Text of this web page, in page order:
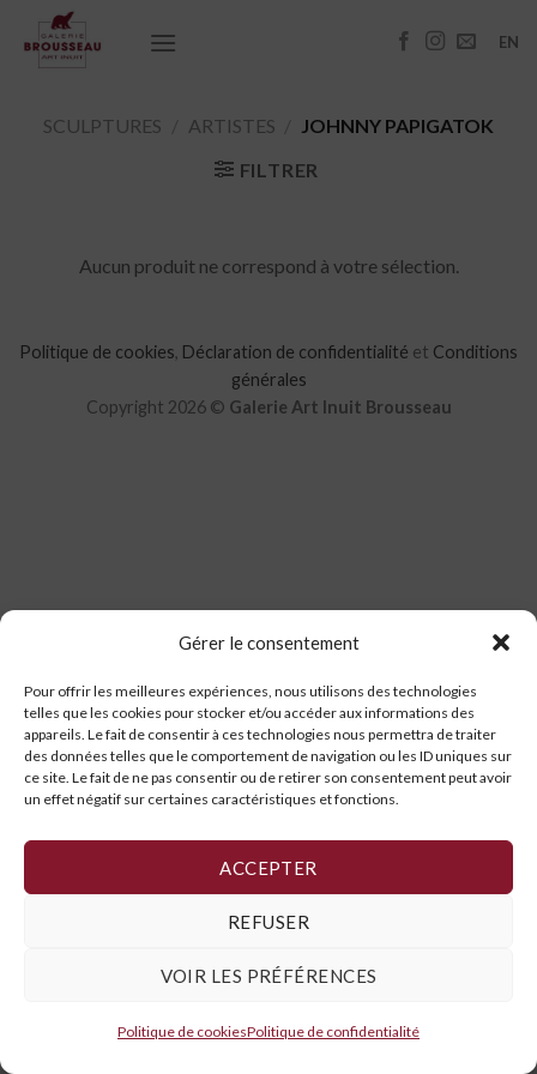
Gérer le consentement
Pour offrir les meilleures expériences, nous utilisons des technologies
telles que les cookies pour stocker et/ou accéder aux informations des
appareils. Le fait de consentir à ces technologies nous permettra de traiter
des données telles que le comportement de navigation ou les ID uniques sur
ce site. Le fait de ne pas consentir ou de retirer son consentement peut avoir
un effet négatif sur certaines caractéristiques et fonctions.
ACCEPTER
REFUSER
VOIR LES PRÉFÉRENCES
Politique de cookiesPolitique de confidentialité
Passer
contenu
EN
SCULPTURES ARTISTES
JOHNNY PAPIGATOK
FILTRER
Aucun produit ne correspond à votre sélection.
Politique de cookies, Déclaration de confidentialité et Conditions
générales
Copyright 2026 © Galerie Art Inuit Brousseau